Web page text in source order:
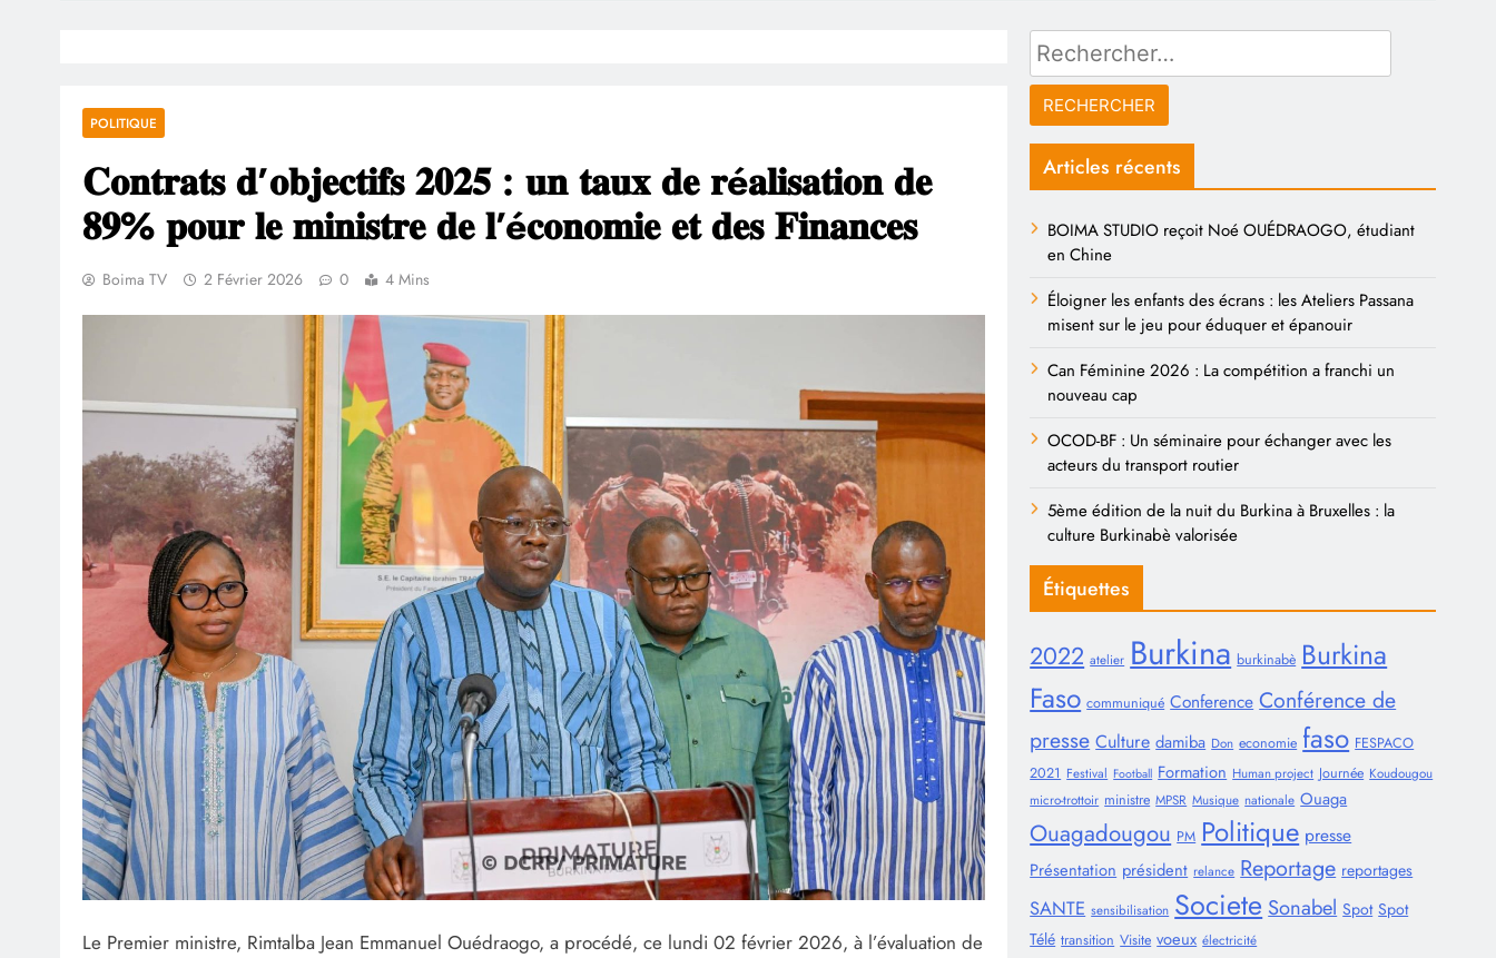
POLITIQUE
𝐂𝐨𝐧𝐭𝐫𝐚𝐭𝐬 𝐝’𝐨𝐛𝐣𝐞𝐜𝐭𝐢𝐟𝐬 𝟐𝟎𝟐𝟓 : 𝐮𝐧 𝐭𝐚𝐮𝐱 𝐝𝐞 𝐫é𝐚𝐥𝐢𝐬𝐚𝐭𝐢𝐨𝐧 𝐝𝐞
𝟖𝟗% 𝐩𝐨𝐮𝐫 𝐥𝐞 𝐦𝐢𝐧𝐢𝐬𝐭𝐫𝐞 𝐝𝐞 𝐥’é𝐜𝐨𝐧𝐨𝐦𝐢𝐞 𝐞𝐭 𝐝𝐞𝐬 𝐅𝐢𝐧𝐚𝐧𝐜𝐞𝐬‎
Boima TV 2 Février 2026 0 4 Mins
Le Premier ministre, Rimtalba Jean Emmanuel Ouédraogo, a procédé, ce lundi 02 février 2026, à l’évaluation de
Rechercher :
Articles récents
BOIMA STUDIO reçoit Noé OUÉDRAOGO, étudiant
en Chine
Éloigner les enfants des écrans : les Ateliers Passana
misent sur le jeu pour éduquer et épanouir
Can Féminine 2026 : La compétition a franchi un
nouveau cap
OCOD-BF : Un séminaire pour échanger avec les
acteurs du transport routier
5ème édition de la nuit du Burkina à Bruxelles : la
culture Burkinabè valorisée
Étiquettes
2022 atelier Burkina burkinabè Burkina
Faso communiqué Conference Conférence de
presse Culture damiba Don economie faso FESPACO
2021 Festival Football Formation Human project Journée Koudougou
micro-trottoir ministre MPSR Musique nationale Ouaga
Ouagadougou PM Politique presse
Présentation président relance Reportage reportages
SANTE sensibilisation Societe Sonabel Spot Spot
Télé transition Visite voeux électricité